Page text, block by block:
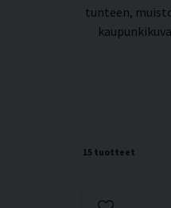
tunteen,
15 tuotteet